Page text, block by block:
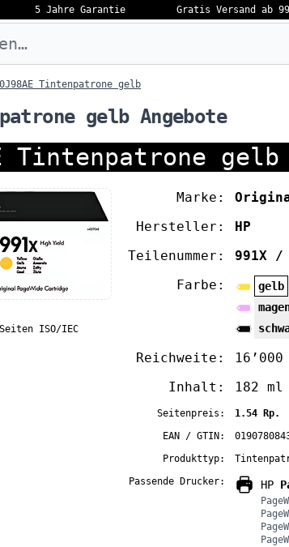
5 Jahre Garantie Gratis Versand ab
Tintenpatrone gelb
gelb Angebote
Tintenpatrone gelb
ISO/IEC
Marke:
Hersteller:
HP
Teilenummer:
991X /
Farbe:
gelb
Reichweite:
Inhalt:
182 ml
Seitenpreis:
1.54 Rp.
EAN / GTIN:
Produkttyp:
Passende Drucker:
HP